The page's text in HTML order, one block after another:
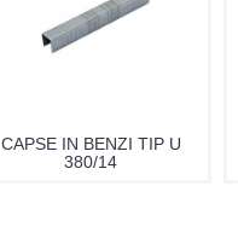
CAPSE IN BENZI TIP U
380/14